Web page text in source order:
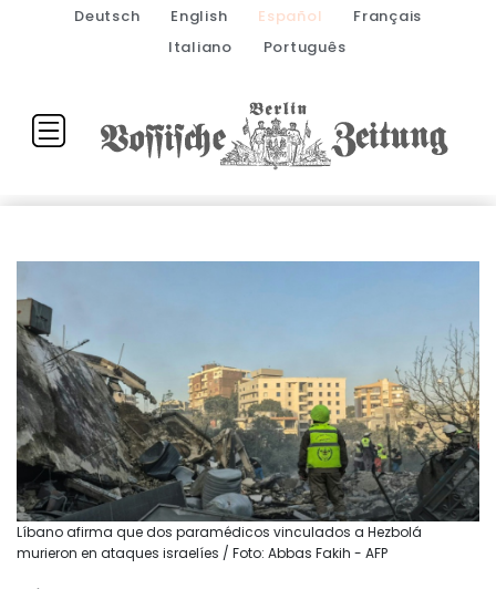
Deutsch English Español
Français
Italiano
Português
Líbano afirma que dos paramédicos vinculados a Hezbolá
murieron en ataques israelíes / Foto: Abbas Fakih - AFP